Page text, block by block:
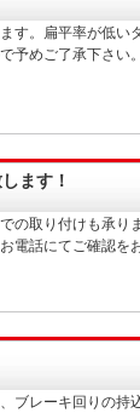
す。扁平率が低い
予めご了承下さ
ます！
の取り付けも承り
電話にてご確認を
ブレーキ回りの持